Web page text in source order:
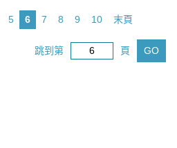
5 6 7 8 9 10 末頁
跳到第 頁 GO